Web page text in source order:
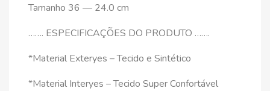
Tamanho 36 — 24.0 cm
……. ESPECIFICAÇÕES DO PRODUTO …….
*Material Exteryes – Tecido e Sintético
*Material Interyes – Tecido Super Confortável